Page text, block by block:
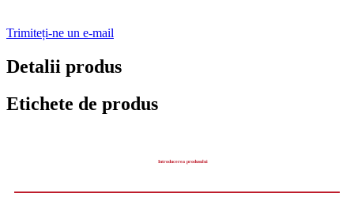
Trimiteți-ne un e-mail
Detalii produs
Etichete de produs
Introducerea produsului